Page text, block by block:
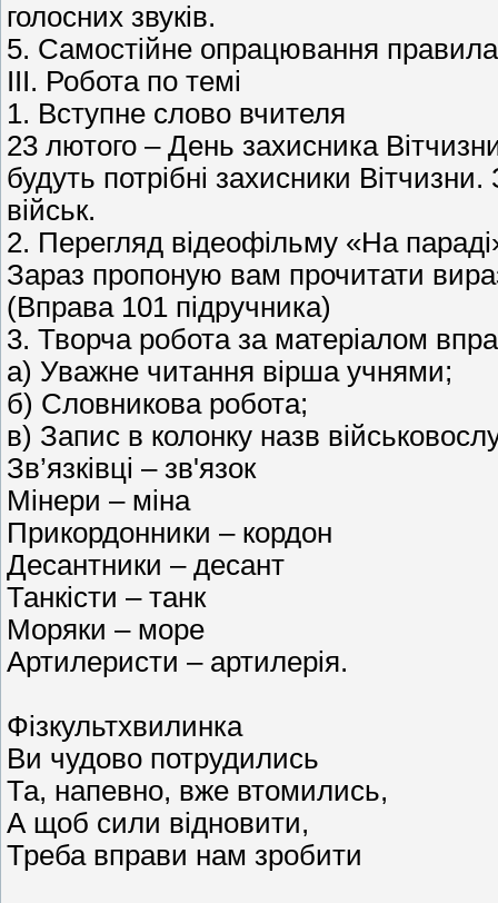
голосних звуків.
5. Самостійне опрацювання
ΙΙΙ. Робота по темі
1. Вступне слово вчителя
23 лютого – День захисника
будуть потрібні захисники
військ.
2. Перегляд відеофільму «На
Зараз пропоную вам прочитати
(Вправа 101 підручника)
3. Творча робота за матеріалом
a) Уважне читання вірша учнями;
б) Словникова робота;
в) Запис в колонку назв
Зв’язківці – зв'язок
Мінери – міна
Прикордонники – кордон
Десантники – десант
Танкісти – танк
Моряки – море
Артилеристи – артилерія.
Фізкультхвилинка
Ви чудово потрудились
Та, напевно, вже втомились,
А щоб сили відновити,
Треба вправи нам зробити